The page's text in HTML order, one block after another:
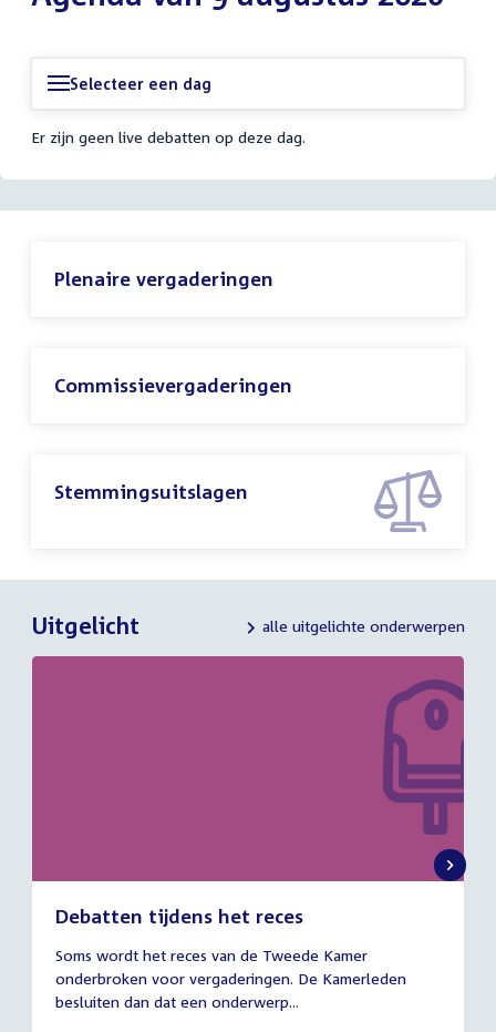
Selecteer een dag
Er zijn geen live debatten op deze dag.
Plenaire vergaderingen
Commissievergaderingen
Stemmingsuitslagen
Uitgelicht alle uitgelichte onderwerpen
Debatten tijdens het reces
juli
2026
Soms wordt het reces van de Tweede Kamer
onderbroken voor vergaderingen. De Kamerleden
besluiten dan dat een onderwerp...